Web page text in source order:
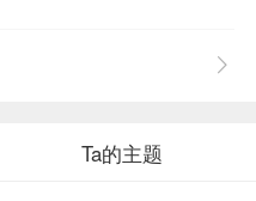
Ta的主题